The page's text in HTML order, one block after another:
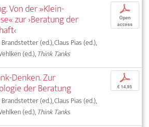
Von der »Klein-
zur ›Beratung der
(ed.), Claus Pias (ed.),
(ed.),Think Tanks
p
Open
access
Denken. Zur
der Beratung
(ed.), Claus Pias (ed.),
(ed.),Think Tanks
p
€ 14,95